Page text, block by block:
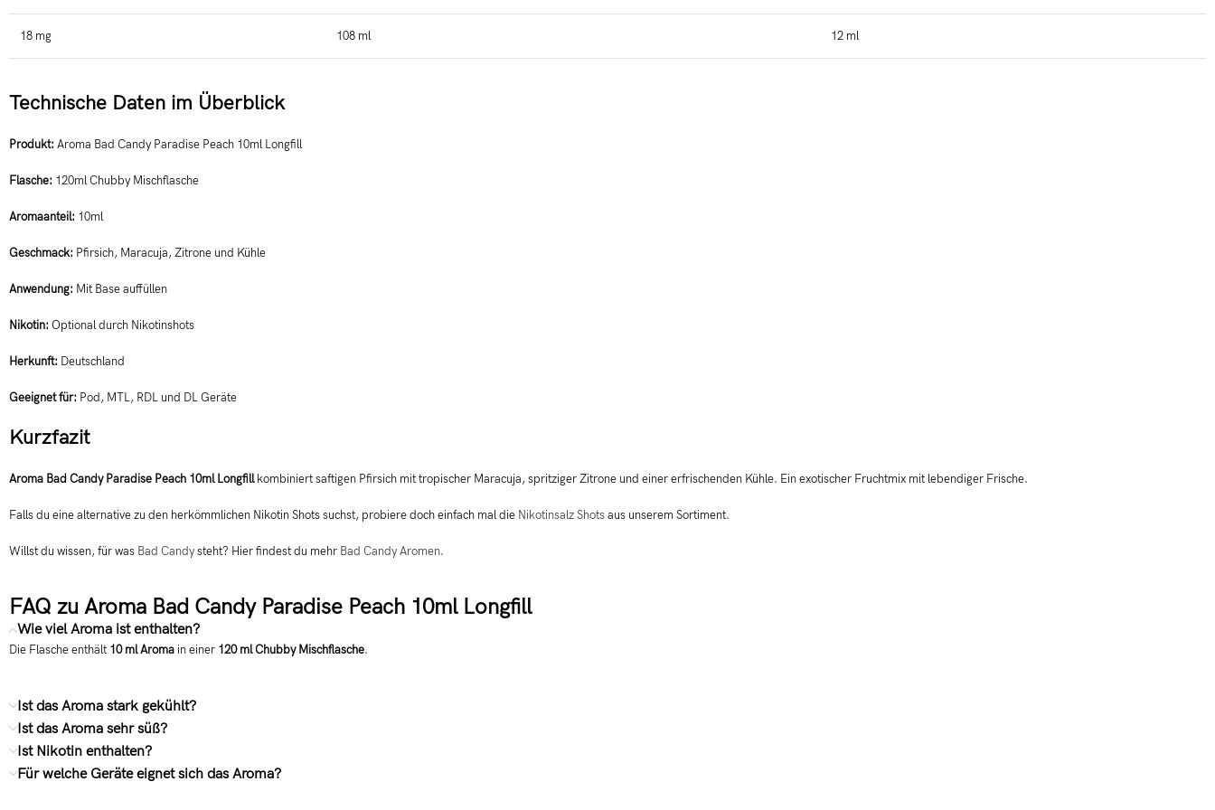
18 mg 108 ml 12 ml
Technische Daten im Überblick
Produkt: Aroma Bad Candy Paradise Peach 10ml Longfill
Flasche: 120ml Chubby Mischflasche
Aromaanteil: 10ml
Geschmack: Pfirsich, Maracuja, Zitrone und Kühle
Anwendung: Mit Base auffüllen
Nikotin: Optional durch Nikotinshots
Herkunft: Deutschland
Geeignet für: Pod, MTL, RDL und DL Geräte
Kurzfazit
Aroma Bad Candy Paradise Peach 10ml Longfillkombiniert saftigen Pfirsich mit tropischer Maracuja, spritziger Zitrone und einer erfrischenden Kühle. Ein exotischer Fruchtmix mit lebendiger Frische.
Falls du eine alternative zu den herkömmlichen Nikotin Shots suchst, probiere doch einfach mal die Nikotinsalz Shotsaus unserem Sortiment.
Willst du wissen, für was Bad Candysteht? Hier findest du mehr Bad Candy Aromen.
FAQ zu Aroma Bad Candy Paradise Peach 10ml Longfill
Wie viel Aroma ist enthalten?
Die Flasche enthält 10 ml Aroma in einer 120 ml Chubby Mischflasche.
Ist das Aroma stark gekühlt?
Ist das Aroma sehr süß?
Ist Nikotin enthalten?
Für welche Geräte eignet sich das Aroma?